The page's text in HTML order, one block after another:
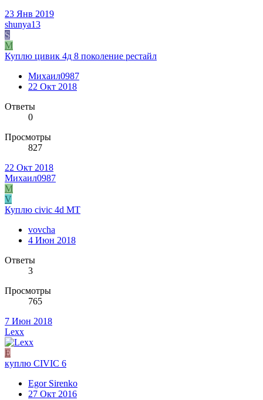
23 Янв 2019
shunya13
S
М
Куплю цивик 4д 8 поколение рестайл
Михаил0987
22 Окт 2018
Ответы
0
Просмотры
827
22 Окт 2018
Михаил0987
М
V
Куплю civic 4d МТ
vovcha
4 Июн 2018
Ответы
3
Просмотры
765
7 Июн 2018
Lexx
E
куплю CIVIC 6
Egor Sirenko
27 Окт 2016